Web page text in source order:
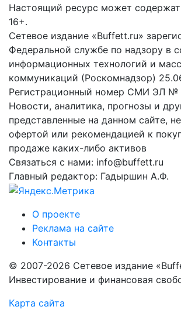
Настоящий ресурс может
16+.
Сетевое издание «Buffett.ru»
Федеральной службе по надзору в
информационных технологий и
коммуникаций (Роскомнадзор)
Регистрационный номер СМИ ЭЛ
Новости, аналитика, прогнозы и
представленные на данном сайте,
офертой или рекомендацией к
продаже каких-либо активов
Связаться с нами: info@buffett.ru
Главный редактор: Гадыршин А.Ф.
О проекте
Реклама на сайте
Контакты
© 2007-2026 Сетевое издание
Инвестирование и финансовая
Карта сайта